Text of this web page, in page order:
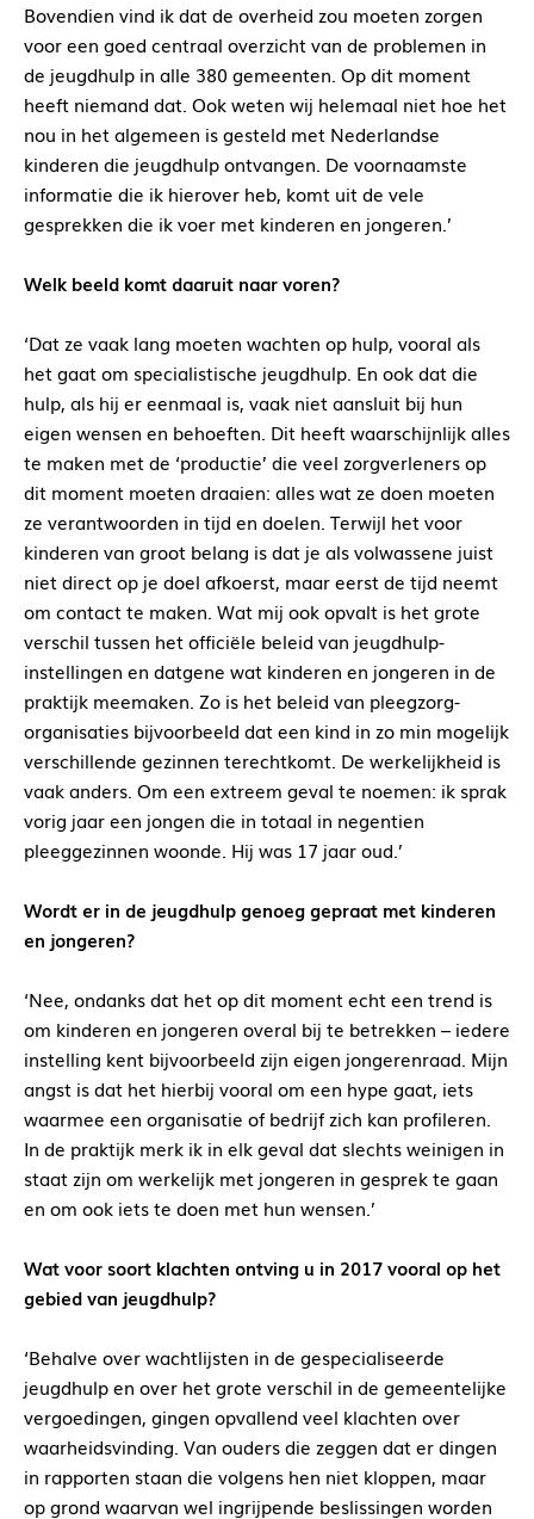
Bovendien vind ik dat de overheid zou moeten zorgen
voor een goed centraal overzicht van de problemen in
de jeugdhulp in alle 380 gemeenten. Op dit moment
heeft niemand dat. Ook weten wij helemaal niet hoe het
nou in het algemeen is gesteld met Nederlandse
kinderen die jeugdhulp ontvangen. De voornaamste
informatie die ik hierover heb, komt uit de vele
gesprekken die ik voer met kinderen en jongeren.’
Welk beeld komt daaruit naar voren?
‘Dat ze vaak lang moeten wachten op hulp, vooral als
het gaat om specialistische jeugdhulp. En ook dat die
hulp, als hij er eenmaal is, vaak niet aansluit bij hun
eigen wensen en behoeften. Dit heeft waarschijnlijk alles
te maken met de ‘productie’ die veel zorgverleners op
dit moment moeten draaien: alles wat ze doen moeten
ze verantwoorden in tijd en doelen. Terwijl het voor
kinderen van groot belang is dat je als volwassene juist
niet direct op je doel afkoerst, maar eerst de tijd neemt
om contact te maken. Wat mij ook opvalt is het grote
verschil tussen het officiële beleid van jeugdhulp-
instellingen en datgene wat kinderen en jongeren in de
praktijk meemaken. Zo is het beleid van pleegzorg-
organisaties bijvoorbeeld dat een kind in zo min mogelijk
verschillende gezinnen terechtkomt. De werkelijkheid is
vaak anders. Om een extreem geval te noemen: ik sprak
vorig jaar een jongen die in totaal in negentien
pleeggezinnen woonde. Hij was 17 jaar oud.’
Wordt er in de jeugdhulp genoeg gepraat met kinderen
en jongeren?
‘Nee, ondanks dat het op dit moment echt een trend is
om kinderen en jongeren overal bij te betrekken – iedere
instelling kent bijvoorbeeld zijn eigen jongerenraad. Mijn
angst is dat het hierbij vooral om een hype gaat, iets
waarmee een organisatie of bedrijf zich kan profileren.
In de praktijk merk ik in elk geval dat slechts weinigen in
staat zijn om werkelijk met jongeren in gesprek te gaan
en om ook iets te doen met hun wensen.’
Wat voor soort klachten ontving u in 2017 vooral op het
gebied van jeugdhulp?
‘Behalve over wachtlijsten in de gespecialiseerde
jeugdhulp en over het grote verschil in de gemeentelijke
vergoedingen, gingen opvallend veel klachten over
waarheidsvinding. Van ouders die zeggen dat er dingen
in rapporten staan die volgens hen niet kloppen, maar
op grond waarvan wel ingrijpende beslissingen worden